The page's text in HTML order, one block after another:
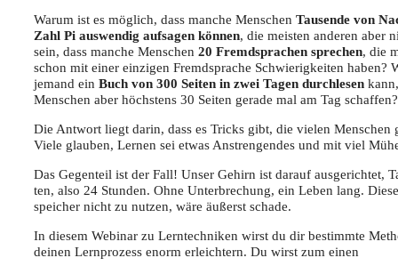
War­um ist es mög­lich, dass man­che Men­schen Tau­sen­de von
Zahl Pi aus­wen­dig auf­sa­gen kön­nen, die meis­ten ande­ren aber
sein, dass man­che Men­schen 20 Fremd­spra­chen spre­chen, die
schon mit einer ein­zi­gen Fremd­spra­che Schwie­rig­kei­ten haben?
jemand ein Buch von 300 Sei­ten in zwei Tagen durch­le­sen
Men­schen aber höchs­tens 30 Sei­ten gera­de mal am Tag schaffen?
Die Ant­wort liegt dar­in, dass es Tricks gibt, die vie­len Men­schen
Vie­le glau­ben, Ler­nen sei etwas Anstren­gen­des und mit viel
Das Gegen­teil ist der Fall! Unser Gehirn ist dar­auf aus­ge­rich­tet,
ten, also 24 Stun­den. Ohne Unter­bre­chung, ein Leben lang.
spei­cher nicht zu nut­zen, wäre äußerst schade.
In die­sem Web­i­nar zu Lern­tech­ni­ken wirst du dir bestimm­te
dei­nen Lern­pro­zess enorm erleich­tern. Du wirst zum einen